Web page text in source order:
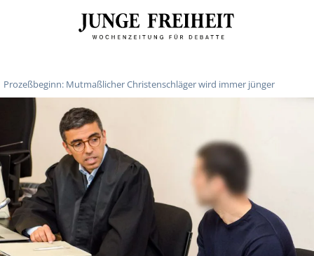
Prozeßbeginn: Mutmaßlicher Christenschläger wird immer jünger